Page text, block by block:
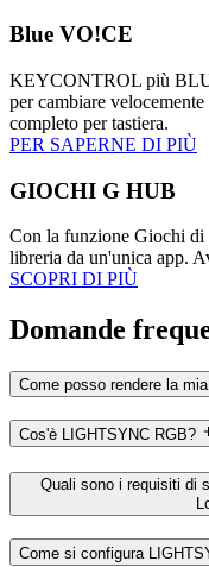
Blue VO!CE
KEYCONTROL più
per cambiare
completo per tastiera.
PER SAPERNE DI PIÙ
GIOCHI G HUB
Con la funzione Giochi
libreria da un'unica app.
SCOPRI DI PIÙ
Domande
Come posso rendere la
Cos'è LIGHTSYNC RGB?
Quali sono i requisiti di
Come si configura